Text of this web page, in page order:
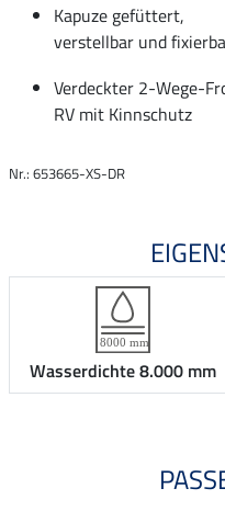
Kapuze gefüttert,
verstellbar und
Verdeckter 2-Wege-
RV mit Kinnschutz
Nr.: 653665-XS-DR
Wasserdichte 8.000 mm